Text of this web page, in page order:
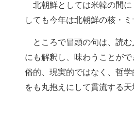
北朝鮮としては米韓の間に
しても今年は北朝鮮の核・
ところで冒頭の句は、読む
にも解釈し、味わうことが
俗的、現実的ではなく、哲
をも丸抱えにして貫流する